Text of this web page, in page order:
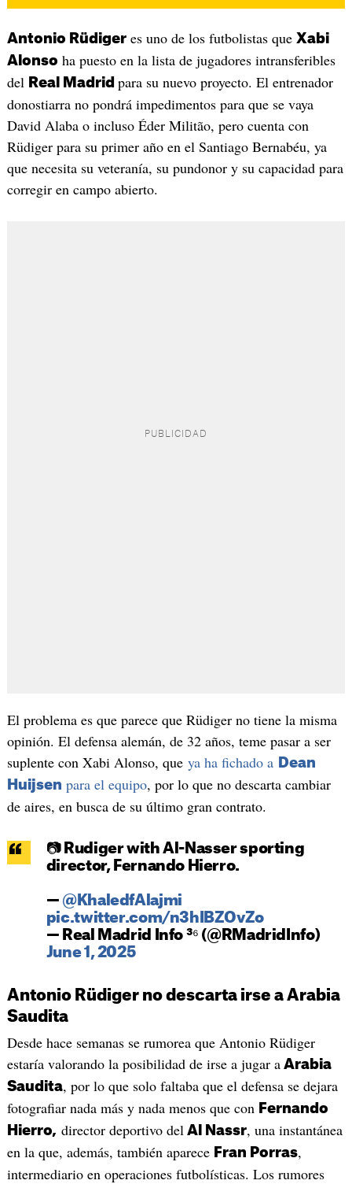
Antonio Rüdigeres uno de los futbolistas que Xabi
Alonso ha puesto en la lista de jugadores intransferibles
del Real Madrid para su nuevo proyecto. El entrenador
donostiarra no pondrá impedimentos para que se vaya
David Alaba o incluso Éder Militão, pero cuenta con
Rüdiger para su primer año en el Santiago Bernabéu, ya
que necesita su veteranía, su pundonor y su capacidad para
corregir en campo abierto.
El problema es que parece que Rüdiger no tiene la misma
opinión. El defensa alemán, de 32 años, teme pasar a ser
suplente con Xabi Alonso, que ya ha fichado a Dean
Huijsen para el equipo, por lo que no descarta cambiar
de aires, en busca de su último gran contrato.
📷 Rudiger with Al-Nasser sporting
director, Fernando Hierro.
— @KhaledfAlajmi
pic.twitter.com/n3hIBZOvZo
— Real Madrid Info ³⁶ (@RMadridInfo)
June 1, 2025
Antonio Rüdiger no descarta irse a Arabia
Saudita
Desde hace semanas se rumorea que Antonio Rüdiger
estaría valorando la posibilidad de irse a jugar aArabia
Saudita, por lo que solo faltaba que el defensa se dejara
fotografiar nada más y nada menos que con Fernando
Hierro, director deportivo del Al Nassr, una instantánea
en la que, además, también aparece Fran Porras,
intermediario en operaciones futbolísticas. Los rumores